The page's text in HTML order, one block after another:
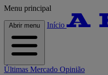
Menu principal
Abrir menu Início
Últimas Mercado Opinião